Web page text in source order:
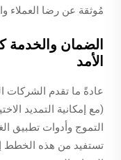
مُوثقة عن رضا العملاء
الضمان
الأمد
(مع إمكانية التمديد
التموج وأدوات تطبيق